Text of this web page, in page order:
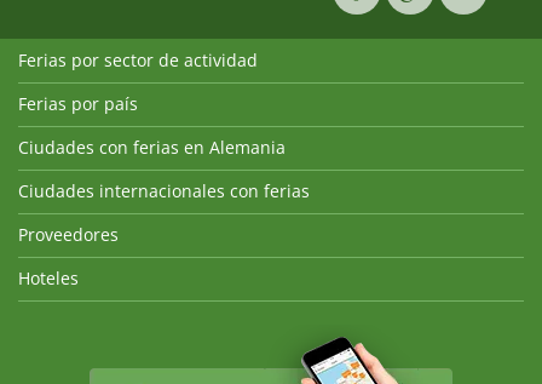
Ferias por sector de actividad
Ferias por país
Ciudades con ferias en Alemania
Ciudades internacionales con ferias
Proveedores
Hoteles